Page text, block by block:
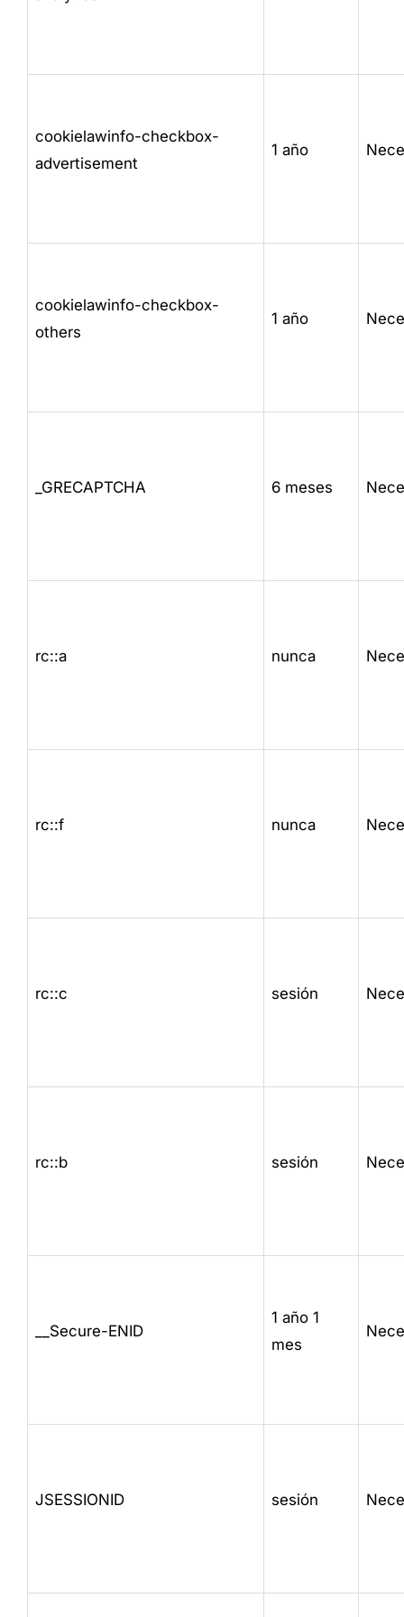
cookielawinfo-checkbox-
advertisement
1 año
cookielawinfo-checkbox-
others
1 año
_GRECAPTCHA 6 meses
rc::a nunca
rc::f nunca
rc::c sesión
rc::b sesión
__Secure-ENID
1 año 1
mes
JSESSIONID sesión